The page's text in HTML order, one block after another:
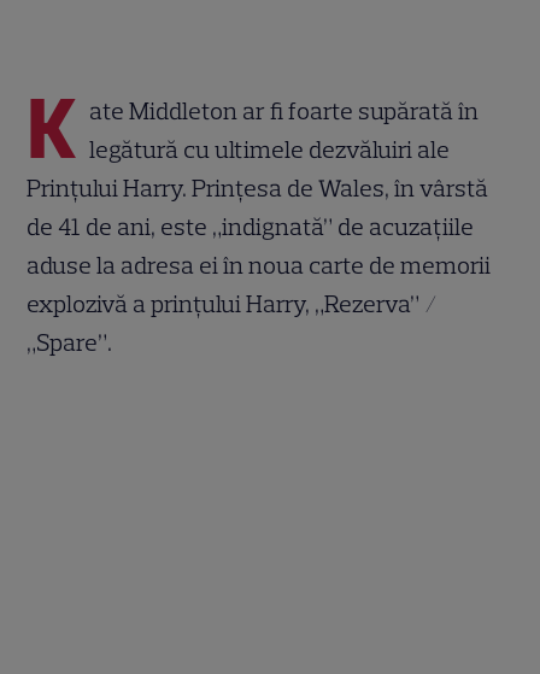
K ate Middleton ar fi foarte supărată în
legătură cu ultimele dezvăluiri ale
Prințului Harry. Prințesa de Wales, în vârstă
de 41 de ani, este „indignată” de acuzațiile
aduse la adresa ei în noua carte de memorii
explozivă a prințului Harry, „Rezerva” /
„Spare”.